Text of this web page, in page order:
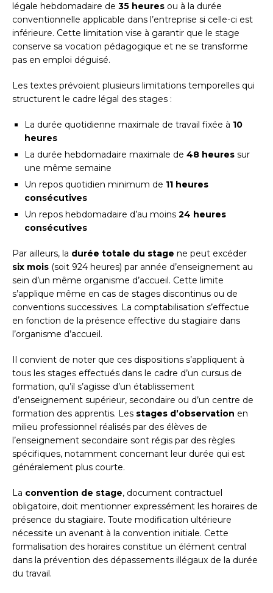
légale hebdomadaire de 35 heures ou à la durée
conventionnelle applicable dans l’entreprise si celle-ci est
inférieure. Cette limitation vise à garantir que le stage
conserve sa vocation pédagogique et ne se transforme
pas en emploi déguisé.
Les textes prévoient plusieurs limitations temporelles qui
structurent le cadre légal des stages :
La durée quotidienne maximale de travail fixée à 10
heures
La durée hebdomadaire maximale de 48 heures sur
une même semaine
Un repos quotidien minimum de 11 heures
consécutives
Un repos hebdomadaire d’au moins 24 heures
consécutives
Par ailleurs, la durée totale du stage ne peut excéder
six mois (soit 924 heures) par année d’enseignement au
sein d’un même organisme d’accueil. Cette limite
s’applique même en cas de stages discontinus ou de
conventions successives. La comptabilisation s’effectue
en fonction de la présence effective du stagiaire dans
l’organisme d’accueil.
Il convient de noter que ces dispositions s’appliquent à
tous les stages effectués dans le cadre d’un cursus de
formation, qu’il s’agisse d’un établissement
d’enseignement supérieur, secondaire ou d’un centre de
formation des apprentis. Les stages d’observation en
milieu professionnel réalisés par des élèves de
l’enseignement secondaire sont régis par des règles
spécifiques, notamment concernant leur durée qui est
généralement plus courte.
La convention de stage, document contractuel
obligatoire, doit mentionner expressément les horaires de
présence du stagiaire. Toute modification ultérieure
nécessite un avenant à la convention initiale. Cette
formalisation des horaires constitue un élément central
dans la prévention des dépassements illégaux de la durée
du travail.